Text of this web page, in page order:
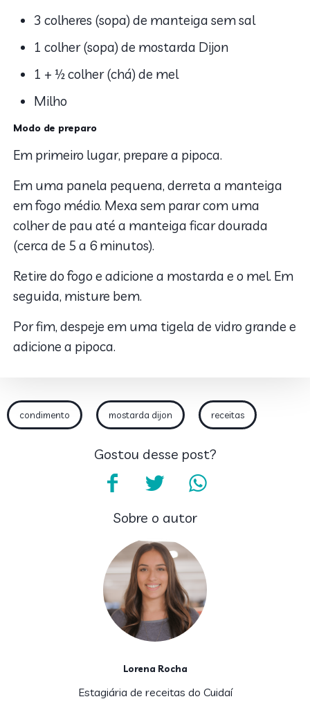
3 colheres (sopa) de manteiga sem sal
1 colher (sopa) de mostarda Dijon
1 + ½ colher (chá) de mel
Milho
Modo de preparo
Em primeiro lugar, prepare a pipoca.
Em uma panela pequena, derreta a manteiga
em fogo médio. Mexa sem parar com uma
colher de pau até a manteiga ficar dourada
(cerca de 5 a 6 minutos).
Retire do fogo e adicione a mostarda e o mel. Em
seguida, misture bem.
Por fim, despeje em uma tigela de vidro grande e
adicione a pipoca.
condimento mostarda dijon receitas
Gostou desse post?
Sobre o autor
Lorena Rocha
Estagiária de receitas do Cuidaí